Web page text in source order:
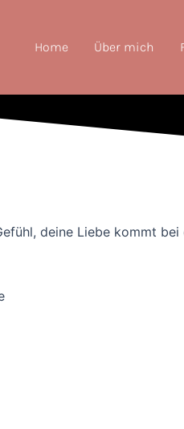
Home Über mich
deine Liebe kommt